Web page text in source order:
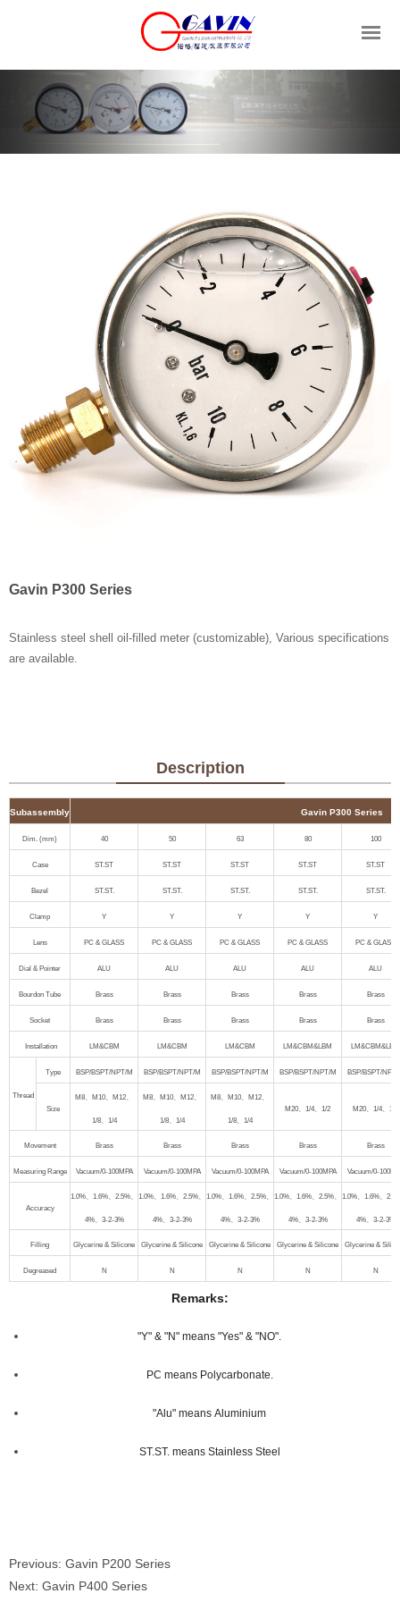
Gavin P300 Series
Stainless steel shell oil-filled meter (customizable), Various specifications
are available.
Description
Subassembly Gavin P300 Series
Dim. (mm) 40 50 63 80 100
Case ST.ST ST.ST ST.ST ST.ST ST.ST
Bezel ST.ST. ST.ST. ST.ST. ST.ST. ST.ST.
Clamp Y Y Y Y Y
Lens PC & GLASS PC & GLASS PC & GLASS PC & GLASS PC & GLASS
Dial & Pointer ALU ALU ALU ALU ALU
Bourdon Tube Brass Brass Brass Brass Brass
Socket Brass Brass Brass Brass Brass
Installation LM&CBM LM&CBM LM&CBM LM&CBM&LBM LM&CBM&LBM
Thread
Type BSP/BSPT/NPT/M BSP/BSPT/NPT/M BSP/BSPT/NPT/M BSP/BSPT/NPT/M BSP/BSPT/NPT/
Size
M8、 M10、 M12、
1/8、 1/4
M8、 M10、 M12、
1/8、 1/4
M8、 M10、 M12、
1/8、 1/4
M20、 1/4、 1/2 M20、 1/4、 1/2
Movement Brass Brass Brass Brass Brass
Measuring Range Vacuum/0-100MPA Vacuum/0-100MPA Vacuum/0-100MPA Vacuum/0-100MPA Vacuum/0-
Accuracy
1.0%、 1.6%、 2.5%、
4%、 3-2-3%
1.0%、 1.6%、 2.5%、
4%、 3-2-3%
1.0%、 1.6%、 2.5%、
4%、 3-2-3%
1.0%、 1.6%、 2.5%、
4%、 3-2-3%
1.0%、 1.6%、
4%、 3-2-3%
Filling Glycerine & Silicone Glycerine & Silicone Glycerine & Silicone Glycerine & Silicone Glycerine &
Degreased N N N N N
Remarks:
"Y" & "N" means "Yes" & "NO".
PC means Polycarbonate.
"Alu" means Aluminium
ST.ST. means Stainless Steel
Previous: Gavin P200 Series
Next: Gavin P400 Series